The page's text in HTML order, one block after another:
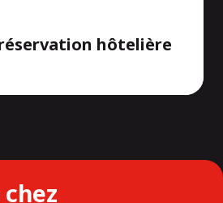
hôtelière